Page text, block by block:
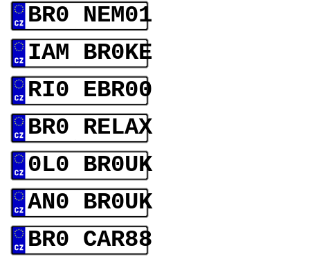
BR0 NEM01
IAM BR0KE
RI0 EBR00
BR0 RELAX
0L0 BR0UK
AN0 BR0UK
BR0 CAR88